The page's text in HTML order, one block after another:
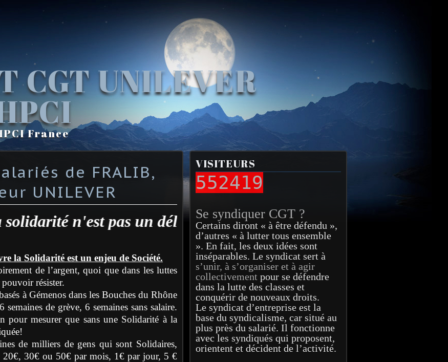
CGT UNILEVER
France
de FRALIB,
UNILEVER
n'est pas un délit"
la Solidarité est un enjeu de Société.
de l’argent, quoi que dans les luttes
pouvoir résister.
à Gémenos dans les Bouches du Rhône
de grève, 6 semaines sans salaire.
pour mesurer que sans une Solidarité à la
de milliers de gens qui sont Solidaires,
20€, 30€ ou 50€ par mois, 1€ par jour, 5 €
VISITEURS
552419
Se syndiquer CGT ?
Certains diront « à être défendu »,
d’autres « à lutter tous ensemble
». En fait, les deux idées sont
inséparables. Le syndicat sert à
s’unir, à s’organiser et à agir
collectivement pour se défendre
dans la lutte des classes et
conquérir de nouveaux droits.
Le syndicat d’entreprise est la
base du syndicalisme, car situé au
plus près du salarié. Il fonctionne
avec les syndiqués qui proposent,
orientent et décident de l’activité.